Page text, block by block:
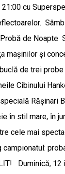
cu
de Noapte
mașinilor și
de trei
Cibinului
Rășinari
în stil mare, în
cele mai
​Duminică, 12